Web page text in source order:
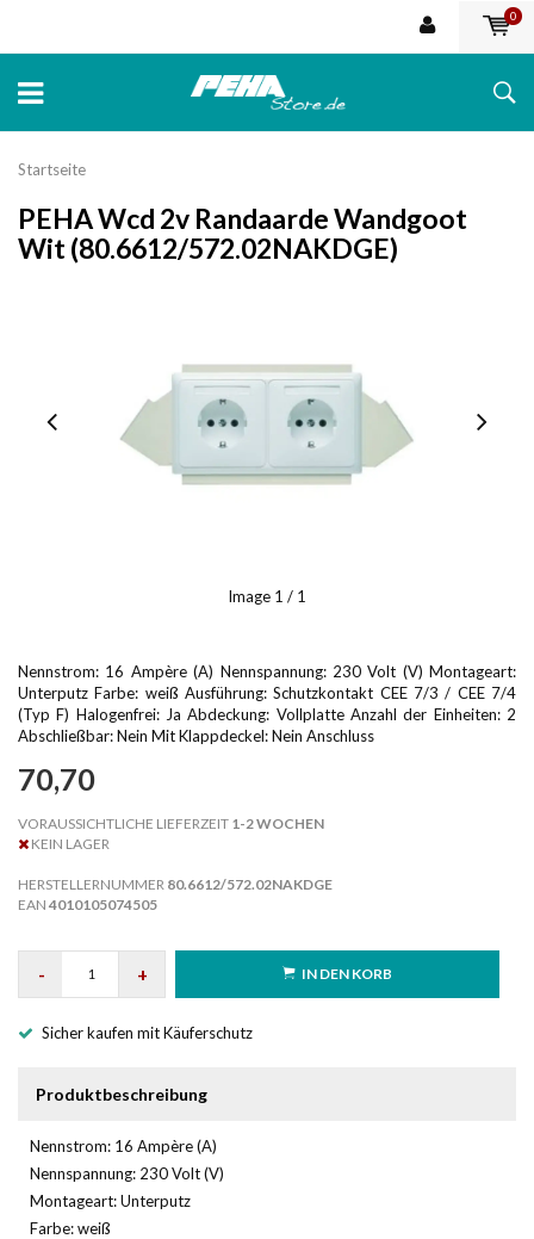
0
Startseite
PEHA Wcd 2v Randaarde Wandgoot
Wit (80.6612/572.02NAKDGE)
Image 1 / 1
Nennstrom: 16 Ampère (A) Nennspannung: 230 Volt (V) Montageart:
Unterputz Farbe: weiß Ausführung: Schutzkontakt CEE 7/3 / CEE 7/4
(Typ F) Halogenfrei: Ja Abdeckung: Vollplatte Anzahl der Einheiten: 2
Abschließbar: Nein Mit Klappdeckel: Nein Anschluss
70,70
VORAUSSICHTLICHE LIEFERZEIT 1-2 WOCHEN
KEIN LAGER
HERSTELLERNUMMER 80.6612/572.02NAKDGE
EAN 4010105074505
- + IN DEN KORB
Sicher kaufen mit Käuferschutz
Produktbeschreibung
Nennstrom: 16 Ampère (A)
Nennspannung: 230 Volt (V)
Montageart: Unterputz
Farbe: weiß